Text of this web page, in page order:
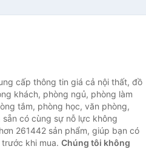
cấp thông tin giá cả nội thất, đồ
khách, phòng ngủ, phòng làm
tắm, phòng học, văn phòng,
có cùng sự nỗ lực không
261442 sản phẩm, giúp bạn có
khi mua. Chúng tôi không